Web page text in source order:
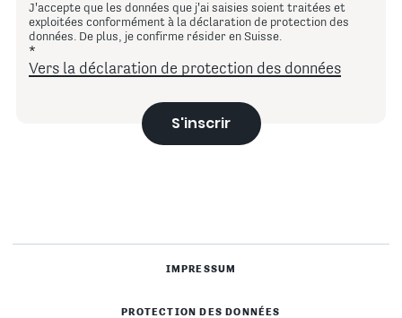
J'accepte que les données que j'ai saisies soient traitées et
exploitées conformément à la déclaration de protection des
données. De plus, je confirme résider en Suisse.
Vers la déclaration de protection des données
S'inscrir
IMPRESSUM
PROTECTION DES DONNÉES